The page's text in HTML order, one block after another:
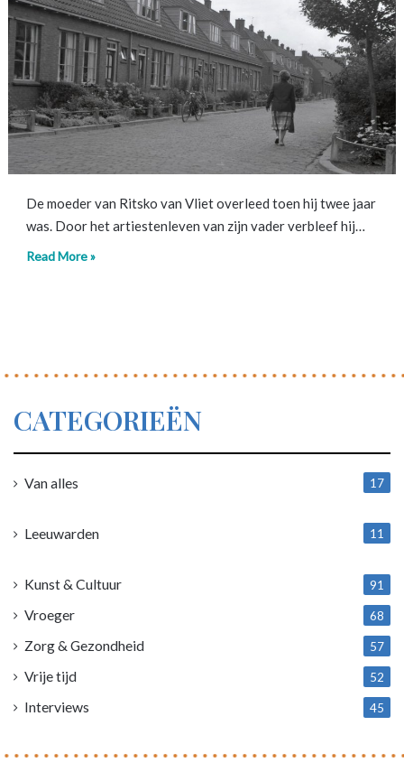
De moeder van Ritsko van Vliet overleed toen hij twee jaar
was. Door het artiestenleven van zijn vader verbleef hij…
Read More »
CATEGORIEËN
Van alles
17
Leeuwarden
11
Kunst & Cultuur 91
Vroeger 68
Zorg & Gezondheid 57
Vrije tijd 52
Interviews 45